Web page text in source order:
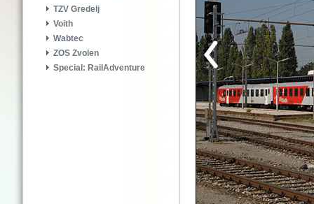
TZV Gredelj
Voith
Wabtec
ZOS Zvolen
Special: RailAdventure